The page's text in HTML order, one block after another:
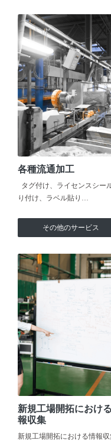
各種流通加工
タグ付け、ライセンスシー
り付け、ラベル貼り…
その他のサービス
新規工場開拓におけ
報収集
新規工場開拓における情報